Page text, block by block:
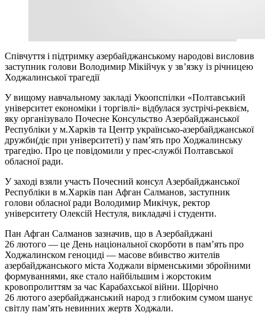
Співчуття і підтримку азербайджанському народові висловив
заступник голови Володимир Мікійчук у зв’язку із річницею
Ходжалинської трагедії
У вищому навчальному закладі Укоопспілки «Полтавський
університет економіки і торгівлі» відбулася зустрічі-реквієм,
яку організувало Почесне Консульство Азербайджанської
Республіки у м.Харків та Центр українсько-азербайджанської
дружби(діє при університеті) у пам’ять про Ходжалинську
трагедію. Про це повідомили у прес-службі Полтавської
обласної ради.
У заході взяли участь Почесний консул Азербайджанської
Республіки в м.Харків пан Афган Салманов, заступник
голови обласної ради Володимир Микічук, ректор
університету Олексій Нестуля, викладачі і студенти.
Пан Афган Салманов зазначив, що в Азербайджані
26 лютого — це День національної скорботи в пам’ять про
Ходжалинском геноциді — масове вбивство жителів
азербайджанського міста Ходжали вірменськими збройними
формуваннями, яке стало найбільшим і жорстоким
кровопролиттям за час Карабахської війни. Щорічно
26 лютого азербайджанський народ з глибоким сумом шанує
світлу пам’ять невинних жертв Ходжали.